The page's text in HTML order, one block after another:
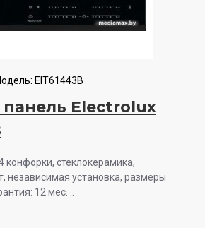
EIT61443B
панель Electrolux
конфорки, cтеклокерамика,
независимая установка, размеры
12 мес. ..